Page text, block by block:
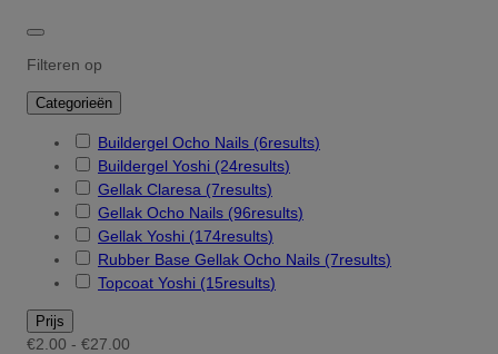
Filteren op
Categorieën
Buildergel Ocho Nails (6results)
Buildergel Yoshi (24results)
Gellak Claresa (7results)
Gellak Ocho Nails (96results)
Gellak Yoshi (174results)
Rubber Base Gellak Ocho Nails (7results)
Topcoat Yoshi (15results)
Prijs
€2.00 - €27.00